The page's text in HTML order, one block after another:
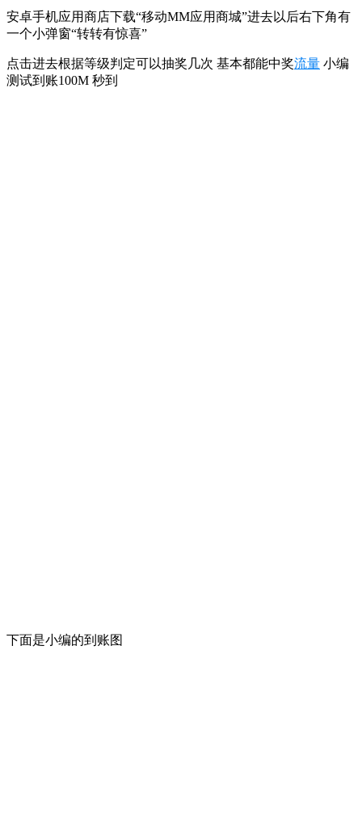
安卓手机应用商店下载“移动MM应用商城”进去以后右下角有
一个小弹窗“转转有惊喜”
点击进去根据等级判定可以抽奖几次 基本都能中奖流量 小编
测试到账100M 秒到
下面是小编的到账图